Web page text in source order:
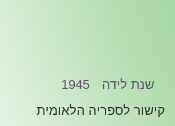
1945
שנת לידה
קישור לספריה הלאומית